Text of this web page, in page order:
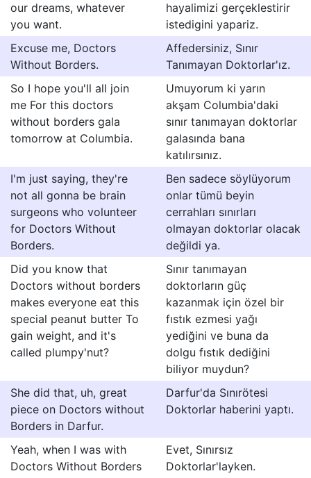
our dreams, whatever
you want.
hayalimizi gerçeklestirir
istedigini yapariz.
Excuse me, Doctors
Without Borders.
Affedersiniz, Sınır
Tanımayan Doktorlar'ız.
So I hope you'll all join
me For this doctors
without borders gala
tomorrow at Columbia.
Umuyorum ki yarın
akşam Columbia'daki
sınır tanımayan doktorlar
galasında bana
katılırsınız.
I'm just saying, they're
not all gonna be brain
surgeons who volunteer
for Doctors Without
Borders.
Ben sadece söylüyorum
onlar tümü beyin
cerrahları sınırları
olmayan doktorlar olacak
değildi ya.
Did you know that
Doctors without borders
makes everyone eat this
special peanut butter To
gain weight, and it's
called plumpy'nut?
Sınır tanımayan
doktorların güç
kazanmak için özel bir
fıstık ezmesi yağı
yediğini ve buna da
dolgu fıstık dediğini
biliyor muydun?
She did that, uh, great
piece on Doctors without
Borders in Darfur.
Darfur'da Sınırötesi
Doktorlar haberini yaptı.
Yeah, when I was with
Doctors Without Borders
Evet, Sınırsız
Doktorlar'layken.